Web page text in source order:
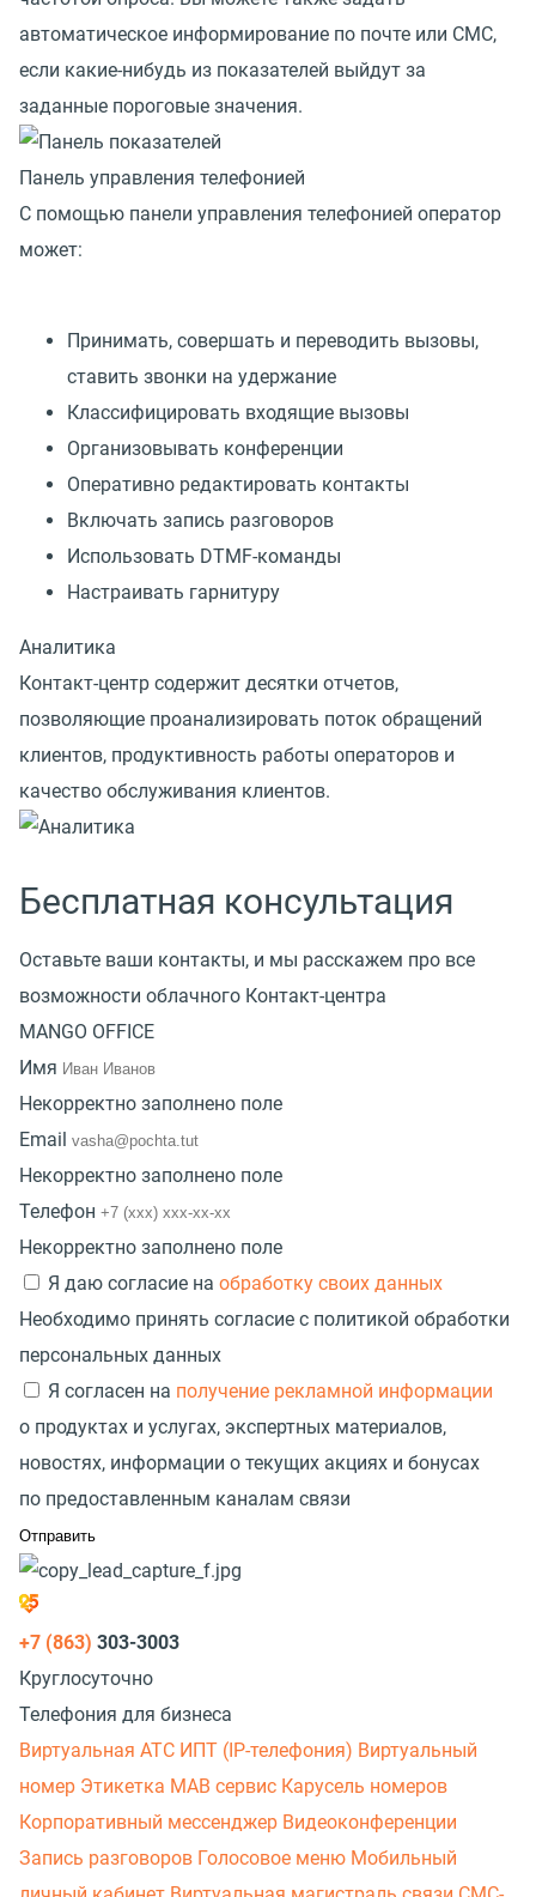
автоматическое информирование по почте или СМС,
если какие-нибудь из показателей выйдут за
заданные пороговые значения.
Панель управления телефонией
С помощью панели управления телефонией оператор
может:
Принимать, совершать и переводить вызовы,
ставить звонки на удержание
Классифицировать входящие вызовы
Организовывать конференции
Оперативно редактировать контакты
Включать запись разговоров
Использовать DTMF-команды
Настраивать гарнитуру
Аналитика
Контакт-центр содержит десятки отчетов,
позволяющие проанализировать поток обращений
клиентов, продуктивность работы операторов и
качество обслуживания клиентов.
Бесплатная консультация
Оставьте ваши контакты, и мы расскажем про все
возможности облачного Контакт-центра
MANGO OFFICE
Имя
Некорректно заполнено поле
Email
Некорректно заполнено поле
Телефон
Некорректно заполнено поле
Я даю согласие на обработку своих данных
Необходимо принять согласие с политикой обработки
персональных данных
Я согласен на получение рекламной информации
о продуктах и услугах, экспертных материалов,
новостях, информации о текущих акциях и бонусах
по предоставленным каналам связи
+7 (863) 303-3003
Круглосуточно
Телефония для бизнеса
Виртуальная АТС ИПТ (IP-телефония) Виртуальный
номер Этикетка МАВ сервис Карусель номеров
Корпоративный мессенджер Видеоконференции
Запись разговоров Голосовое меню Мобильный